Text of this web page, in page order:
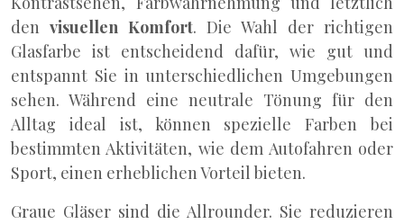
den visuellen Komfort. Die Wahl der richtigen
Glasfarbe ist entscheidend dafür, wie gut und
entspannt Sie in unterschiedlichen Umgebungen
sehen. Während eine neutrale Tönung für den
Alltag ideal ist, können spezielle Farben bei
bestimmten Aktivitäten, wie dem Autofahren oder
Sport, einen erheblichen Vorteil bieten.
Graue Gläser sind die Allrounder. Sie reduzieren